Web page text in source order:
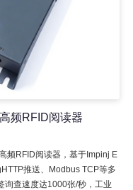
频RFID阅读器
频RFID阅读器，基于Impinj E
推送、Modbus TCP等多
询查速度达1000张/秒，工业